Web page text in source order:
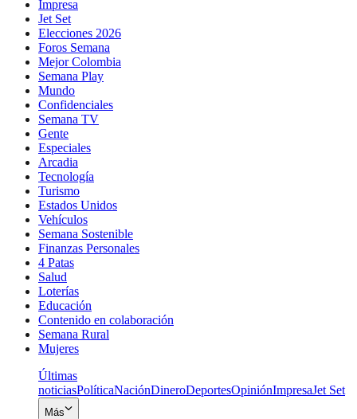
Impresa
Jet Set
Elecciones 2026
Foros Semana
Mejor Colombia
Semana Play
Mundo
Confidenciales
Semana TV
Gente
Especiales
Arcadia
Tecnología
Turismo
Estados Unidos
Vehículos
Semana Sostenible
Finanzas Personales
4 Patas
Salud
Loterías
Educación
Contenido en colaboración
Semana Rural
Mujeres
Últimas
noticiasPolíticaNaciónDineroDeportesOpiniónImpresaJet Set
Más